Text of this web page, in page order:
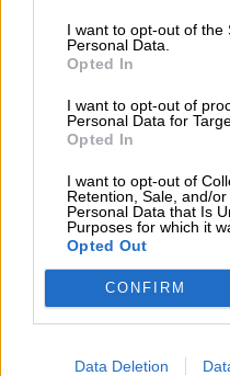
I want to opt-out of the
Personal Data.
Opted In
I want to opt-out of
Personal Data for
Opted In
I want to opt-out of
Retention, Sale, and/
Personal Data that Is
Purposes for which it
Opted Out
CONFIRM
Data Deletion